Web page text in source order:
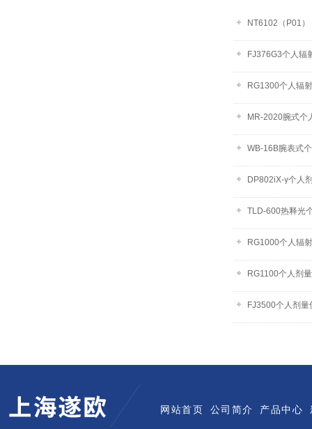
NT6102（P01
FJ376G3个人辐
RG1300个人辐
MR-2020腕式个
WB-16B腕表式
DP802iX-γ个人
TLD-600热释光
RG1000个人辐
RG1100个人剂
FJ3500个人剂量
网站首页 公司简介 产品中心